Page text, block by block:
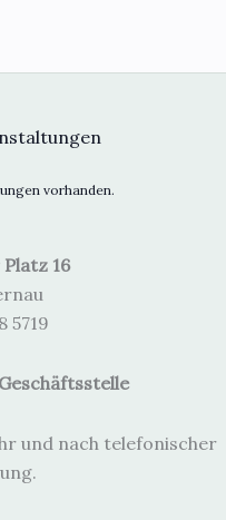
vorhanden.
16
5719
und nach telefonischer